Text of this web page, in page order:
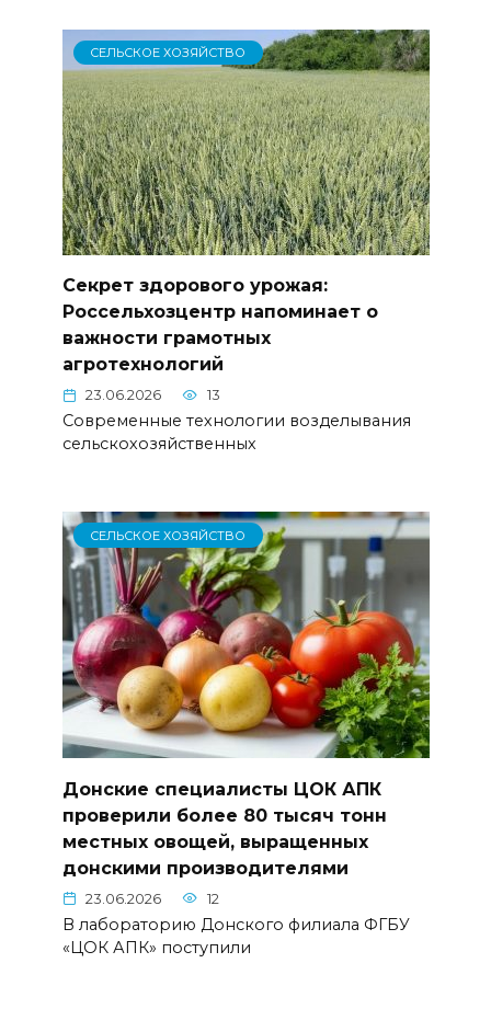
СЕЛЬСКОЕ ХОЗЯЙСТВО
Секрет здорового урожая:
Россельхозцентр напоминает о
важности грамотных
агротехнологий
23.06.2026 13
Современные технологии возделывания
сельскохозяйственных
СЕЛЬСКОЕ ХОЗЯЙСТВО
Донские специалисты ЦОК АПК
проверили более 80 тысяч тонн
местных овощей, выращенных
донскими производителями
23.06.2026 12
В лабораторию Донского филиала ФГБУ
«ЦОК АПК» поступили